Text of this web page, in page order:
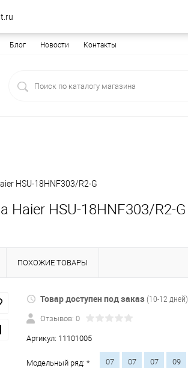
Блог Новости Контакты
HSU-18HNF303/R2-G
Haier HSU-18HNF303/R2-G
ПОХОЖИЕ ТОВАРЫ
Товар доступен под заказ (10-12 дней)
Отзывов: 0
Артикул: 11101005
Модельный ряд: * 07 07 07 09